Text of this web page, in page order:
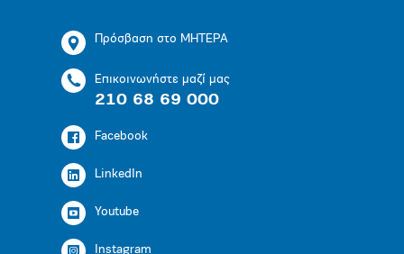
Πρόσβαση στο ΜΗΤΕΡΑ
Επικοινωνήστε μαζί μας
210 68 69 000
Facebook
LinkedIn
Youtube
Instagram